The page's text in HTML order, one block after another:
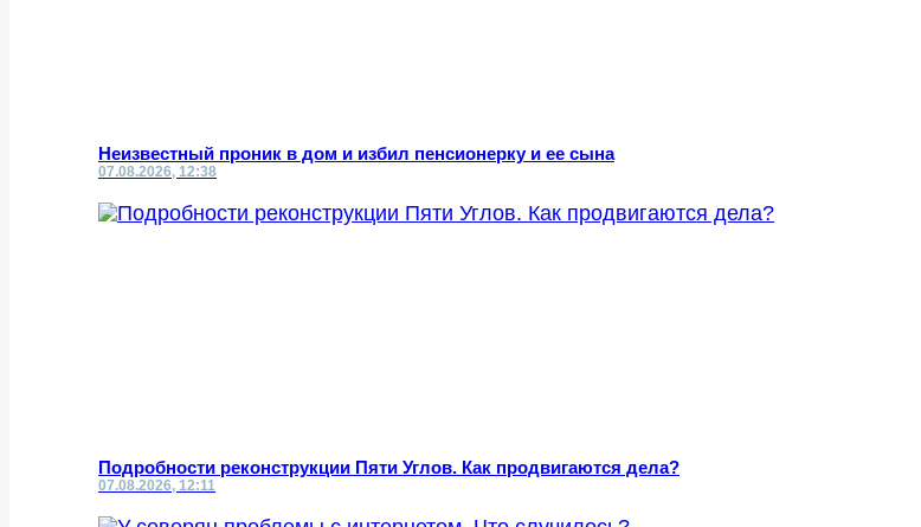
Неизвестный проник в дом и избил пенсионерку и ее сына
07.08.2026, 12:38
Подробности реконструкции Пяти Углов. Как продвигаются дела?
07.08.2026, 12:11